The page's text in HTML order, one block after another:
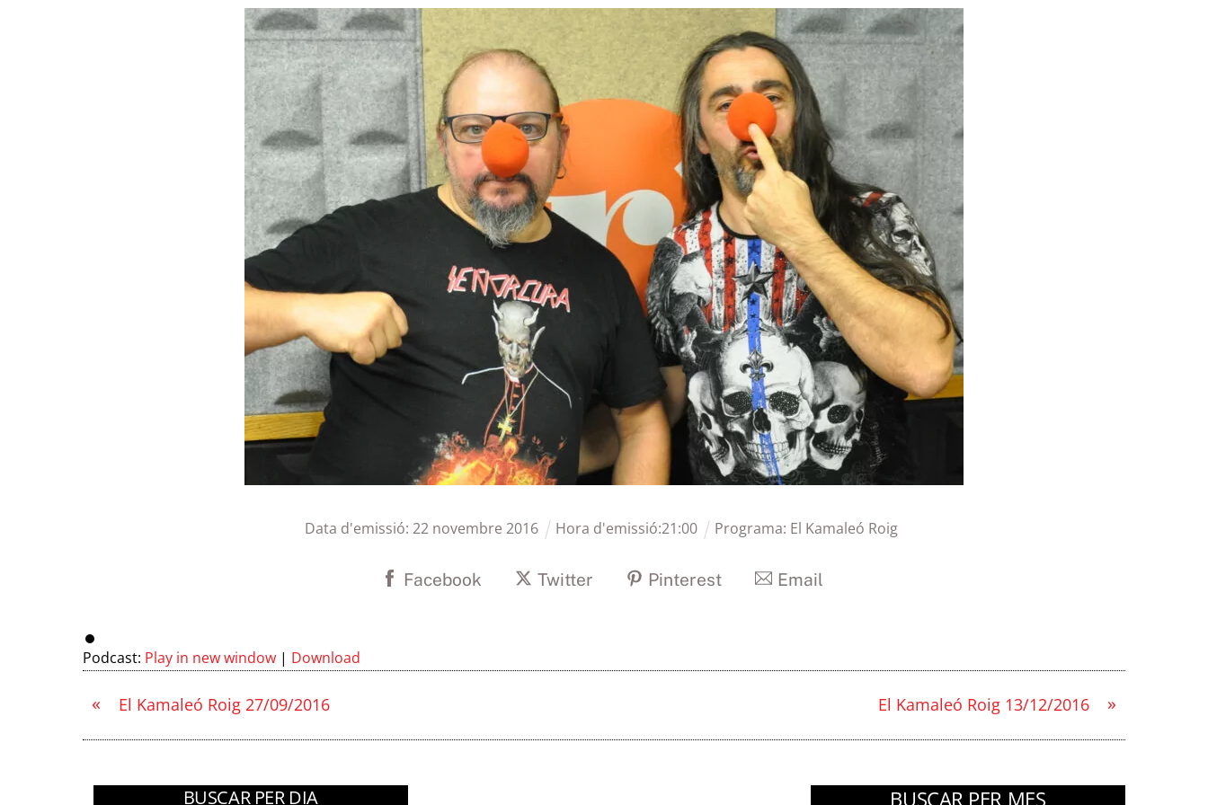
Data d'emissió:22 novembre 2016 Hora d'emissió:21:00 Programa: El Kamaleó Roig
Facebook Twitter Pinterest Email
Podcast: Play in new window | Download
« El Kamaleó Roig 27/09/2016 »
El Kamaleó Roig 13/12/2016
BUSCAR PER DIA